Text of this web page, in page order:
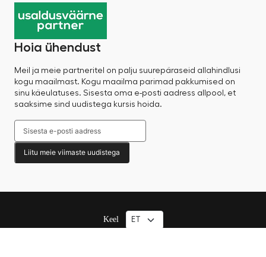
Hoia ühendust
Meil ja meie partneritel on palju suurepäraseid allahindlusi
kogu maailmast. Kogu maailma parimad pakkumised on
sinu käeulatuses. Sisesta oma e-posti aadress allpool, et
saaksime sind uudistega kursis hoida.
Liitu meie viimaste uudistega
Keel